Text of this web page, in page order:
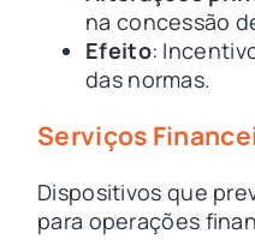
na concessão
Efeito:
das normas.
Serviços
Dispositivos que
para operações